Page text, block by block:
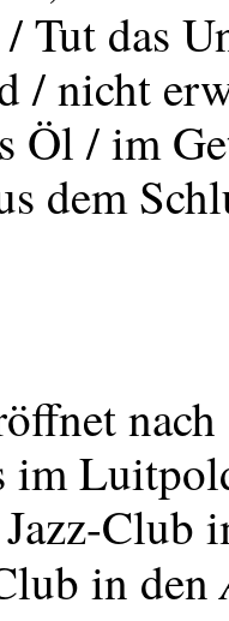
Tut das
/ nicht
Öl / im
dem
im
Club
in den